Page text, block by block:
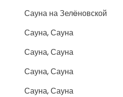
Сауна на Зелëновской
Сауна, Сауна
Сауна, Сауна
Сауна, Сауна
Сауна, Сауна